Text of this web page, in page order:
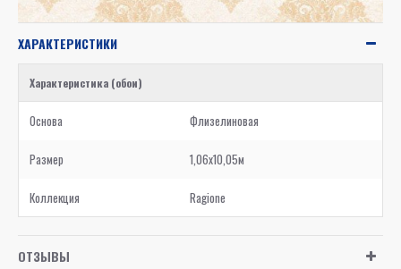
ХАРАКТЕРИСТИКИ
Характеристика (обои)
Основа Флизелиновая
Размер 1,06x10,05м
Коллекция Ragione
ОТЗЫВЫ